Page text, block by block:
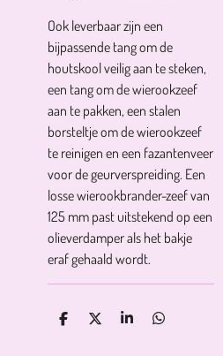
Ook leverbaar zijn een
bijpassende tang om de
houtskool veilig aan te steken,
een tang om de wierookzeef
aan te pakken, een stalen
borsteltje om de wierookzeef
te reinigen en een fazantenveer
voor de geurverspreiding. Een
losse wierookbrander-zeef van
125 mm past uitstekend op een
olieverdamper als het bakje
eraf gehaald wordt.
D
D
S
D